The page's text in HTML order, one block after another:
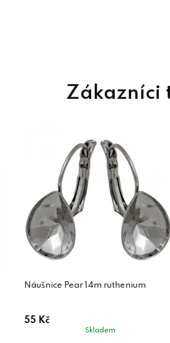
Náušnice Pear 14m ruthenium
55 Kč
Skladem